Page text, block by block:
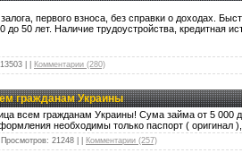
первого взноса, без справки о доходах.
до 50 лет. Наличие трудоустройства,
13503 Комментарии (280)
гражданам Украины
всем гражданам Украины! Сума займа от 5
необходимы только паспорт ( оригинал
Просмотров: 21248 Комментарии (257)